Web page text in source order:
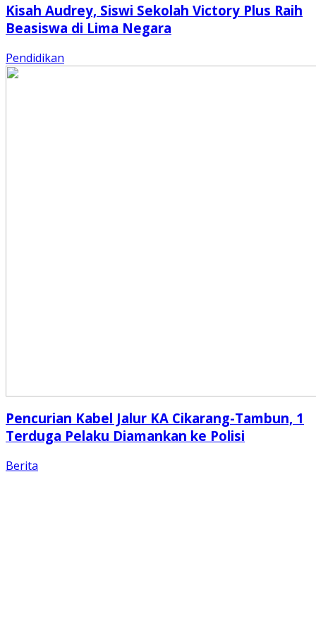
Kisah Audrey, Siswi Sekolah Victory Plus Raih
Beasiswa di Lima Negara
Pendidikan
Pencurian Kabel Jalur KA Cikarang-Tambun, 1
Terduga Pelaku Diamankan ke Polisi
Berita